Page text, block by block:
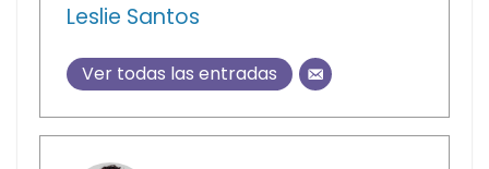
Leslie Santos
Ver todas las entradas